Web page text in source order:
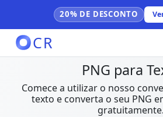
20% DE DESCONTO
CR
PNG para
Comece a utilizar o nosso
texto e converta o seu PNG
gratuitamente.